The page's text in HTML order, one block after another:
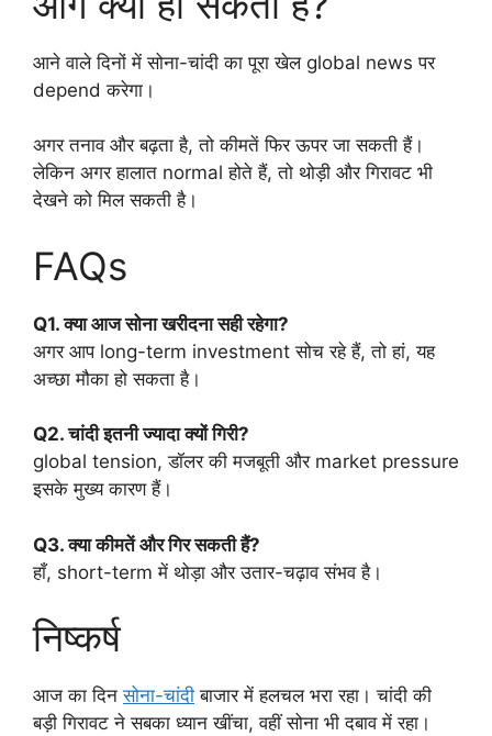
आने वाले दिनों में सोना-चांदी का पूरा खेल global news पर
depend करेगा।
अगर तनाव और बढ़ता है, तो कीमतें फिर ऊपर जा सकती हैं।
लेकिन अगर हालात normal होते हैं, तो थोड़ी और गिरावट भी
देखने को मिल सकती है।
FAQs
Q1. क्या आज सोना खरीदना सही रहेगा?
अगर आप long-term investment सोच रहे हैं, तो हां, यह
अच्छा मौका हो सकता है।
Q2. चांदी इतनी ज्यादा क्यों गिरी?
global tension, डॉलर की मजबूती और market pressure
इसके मुख्य कारण हैं।
Q3. क्या कीमतें और गिर सकती हैं?
हाँ, short-term में थोड़ा और उतार-चढ़ाव संभव है।
निष्कर्ष
आज का दिनसोना-चांदी बाजार में हलचल भरा रहा। चांदी की
बड़ी गिरावट ने सबका ध्यान खींचा, वहीं सोना भी दबाव में रहा।